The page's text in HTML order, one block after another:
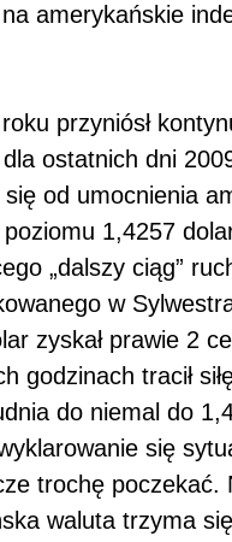
amerykańskie
przyniósł
ostatnich dni
się od umocnienia
1,4257
„dalszy ciąg”
w
zyskał prawie 2
godzinach tracił
do niemal do
się
trochę poczekać.
waluta trzyma